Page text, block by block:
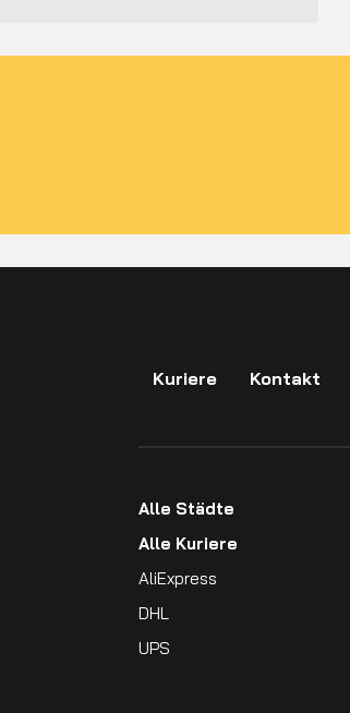
Kuriere Kontakt
Alle Städte
Alle Kuriere
AliExpress
DHL
UPS